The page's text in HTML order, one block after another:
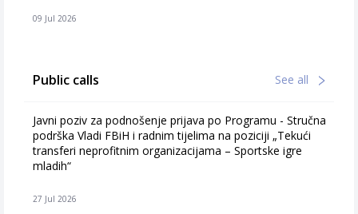
09 Jul 2026
Public calls See all
Javni poziv za podnošenje prijava po Programu - Stručna
podrška Vladi FBiH i radnim tijelima na poziciji „Tekući
transferi neprofitnim organizacijama – Sportske igre
mladih“
27 Jul 2026